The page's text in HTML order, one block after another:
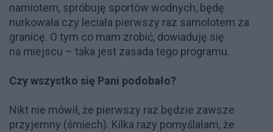
namiotem, spróbuję sportów wodnych, będę
nurkowała czy leciała pierwszy raz samolotem za
granicę. O tym co mam zrobić, dowiaduję się
na miejscu – taka jest zasada tego programu.
Czy wszystko się Pani podobało?
Nikt nie mówił, że pierwszy raz będzie zawsze
przyjemny (śmiech). Kilka razy pomyślałam, że